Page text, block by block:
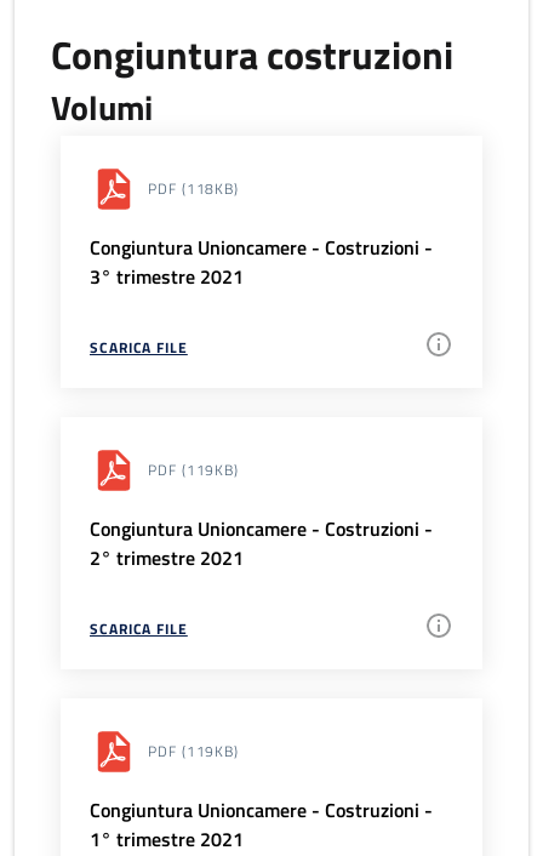
Congiuntura costruzioni
Volumi
PDF (118KB)
Congiuntura Unioncamere - Costruzioni -
3° trimestre 2021
SCARICA FILE
PDF (119KB)
Congiuntura Unioncamere - Costruzioni -
2° trimestre 2021
SCARICA FILE
PDF (119KB)
Congiuntura Unioncamere - Costruzioni -
1° trimestre 2021